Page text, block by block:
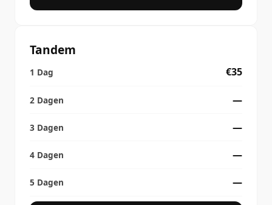
Tandem
€35
—
—
—
—